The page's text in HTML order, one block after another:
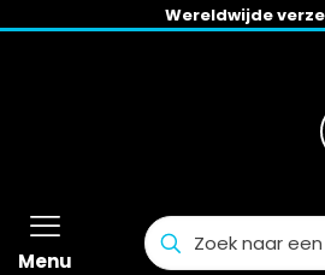
Wereldwijde
Menu